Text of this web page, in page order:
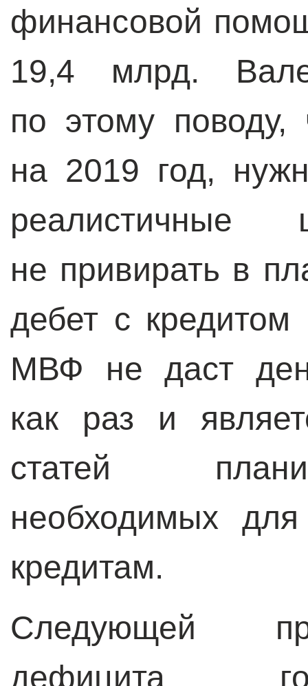
финансовой
19,4 млрд.
по этому поводу,
на 2019 год,
не привирать в
дебет с кредитом
МВФ не даст
как раз и
статей
необходимых
кредитам.
Следующей
дефицита